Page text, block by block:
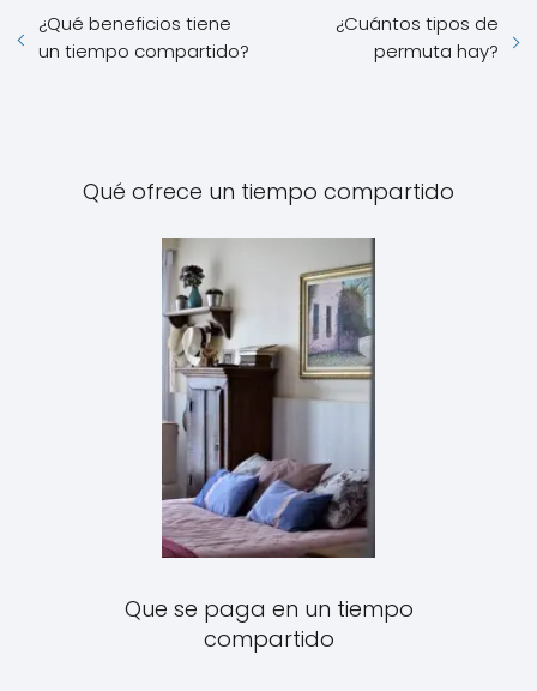
¿Qué beneficios tiene
un tiempo compartido?
¿Cuántos tipos de
permuta hay?
Qué ofrece un tiempo compartido
Que se paga en un tiempo
compartido